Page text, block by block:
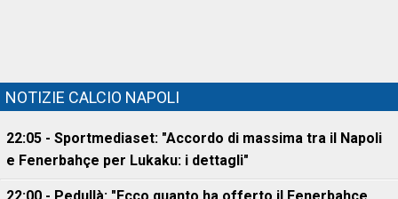
NOTIZIE CALCIO NAPOLI
22:05 - Sportmediaset: "Accordo di massima tra il Napoli
e Fenerbahçe per Lukaku: i dettagli"
22:00 - Pedullà: "Ecco quanto ha offerto il Fenerbahce